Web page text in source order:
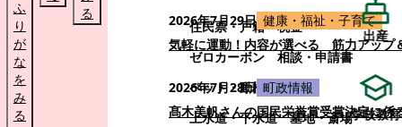
ふ
り
が
な
を
み
る
る
住民票・戸籍
税金
ゼロカーボン
相談・申請書
ペット・動植物
ごみ
上水道・下水道
墓地・斎場
2026年7月29日 健康・福祉・子育て
気軽に運動！内容が選べる 筋力アップ
2026年7月28日 町政情報
髙木美帆さんの国民栄誉賞受賞決定に係
出産
学校教育